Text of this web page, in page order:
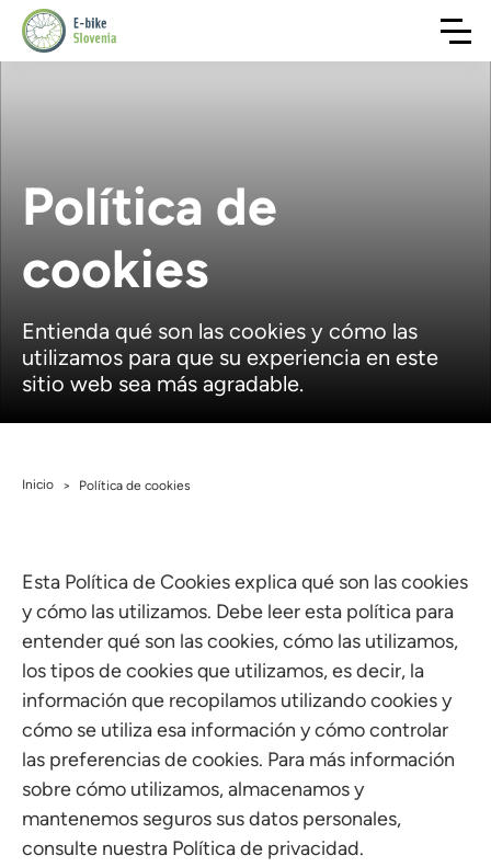
Política de
cookies
Entienda qué son las cookies y cómo las
utilizamos para que su experiencia en este
sitio web sea más agradable.
Inicio > Política de cookies
Esta Política de Cookies explica qué son las cookies
y cómo las utilizamos. Debe leer esta política para
entender qué son las cookies, cómo las utilizamos,
los tipos de cookies que utilizamos, es decir, la
información que recopilamos utilizando cookies y
cómo se utiliza esa información y cómo controlar
las preferencias de cookies. Para más información
sobre cómo utilizamos, almacenamos y
mantenemos seguros sus datos personales,
consulte nuestra Política de privacidad.